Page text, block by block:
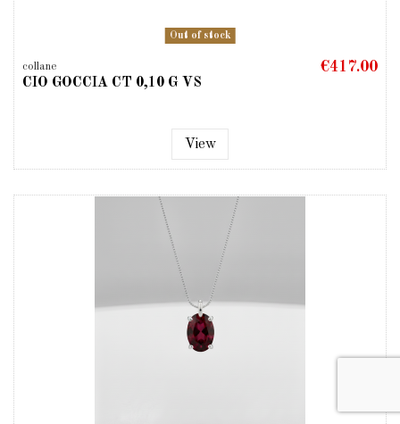
Out of stock
collane
CIO GOCCIA CT 0,10 G VS
€417.00
View